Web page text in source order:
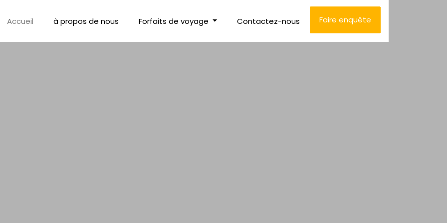
Accueil à propos de nous Forfaits de voyage Contactez-nous Faire enquête